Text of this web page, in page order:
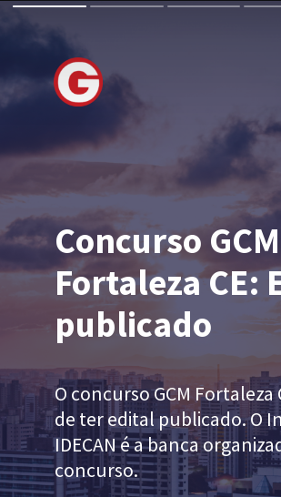
Concurso GCM
Fortaleza CE:
publicado
Oconcurso GCM Fortaleza
de ter edital publicado. O
IDECAN é a banca
concurso.